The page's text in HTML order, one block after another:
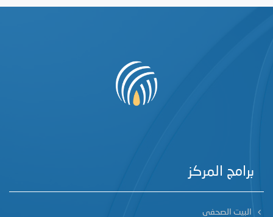
برامج المركز
البيت الصحفي